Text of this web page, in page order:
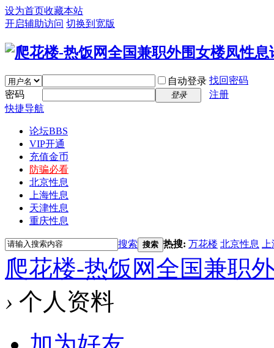
设为首页收藏本站
开启辅助访问 切换到宽版
自动登录 找回密码
密码
登录
注册
快捷导航
论坛BBS
VIP开通
充值金币
防骗必看
北京性息
上海性息
天津性息
重庆性息
搜索 搜索 热搜: 万花楼 北京性息
爬花楼-热饭网全国兼职
› 个人资料